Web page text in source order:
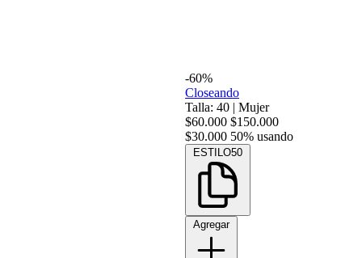
-60%
Closeando
Talla: 40 | Mujer
$60.000 $150.000
$30.000 50% usando
ESTILO50
Agregar